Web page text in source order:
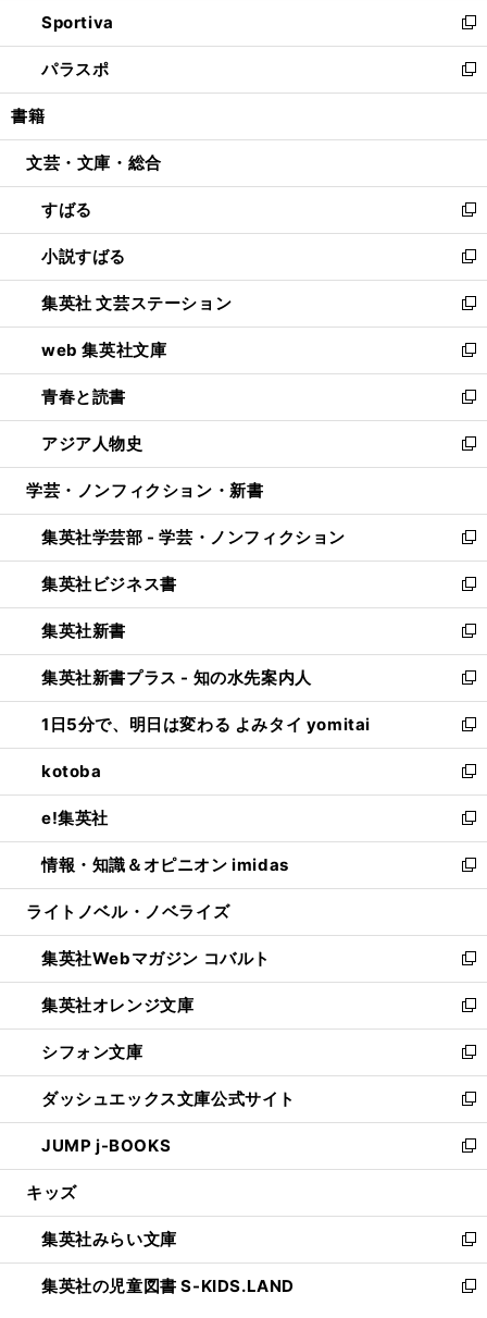
く
ド
ウ
で
開
ィ
ン
ド
ウ
開
い
ウ
ィ
ン
ウ
開
く
Sportiva
新
し
い
ウ
ン
ウ
で
開
く
パラスポ
新
し
ウ
ン
ド
ウ
で
開
く
書籍
文芸・文庫・総合
すばる
新
し
い
ウ
ィ
ン
ド
ウ
で
開
く
小説すばる
新
し
い
ウ
ィ
ン
ド
ウ
で
開
集英社 文芸ステーション
新
し
い
ウ
ィ
ン
ド
ウ
開
く
web 集英社文庫
新
し
い
ウ
ィ
ン
ウ
で
開
く
青春と読書
新
し
い
ウ
ン
ド
ウ
で
開
く
アジア人物史
新
し
ウ
ィ
ン
ド
ウ
で
開
く
学芸・ノンフィクション・新書
集英社学芸部 - 学芸・ノンフィクション
新
し
い
ウ
ィ
ン
ド
ウ
で
開
く
集英社ビジネス書
新
し
い
ウ
ィ
ン
ド
ウ
で
開
く
集英社新書
新
し
い
ウ
ィ
ン
ド
ウ
で
開
く
集英社新書プラス - 知の水先案内人
新
し
い
ウ
ィ
ン
ド
ウ
で
開
1日5分で、明日は変わる よみタイ yomitai
新
し
い
ウ
ィ
ン
ド
ウ
開
く
kotoba
新
し
い
ウ
ィ
ン
ウ
で
開
く
e!集英社
新
し
い
ウ
ン
ド
ウ
で
開
く
情報・知識＆オピニオン imidas
新
し
ウ
ィ
ン
ド
ウ
で
開
く
ライトノベル・ノベライズ
集英社Webマガジン コバルト
新
し
い
ウ
ィ
ン
ド
ウ
で
開
集英社オレンジ文庫
新
し
い
ウ
ィ
ン
ド
ウ
開
く
シフォン文庫
新
し
い
ウ
ィ
ン
ウ
で
開
く
ダッシュエックス文庫公式サイト
新
し
い
ウ
ン
ド
ウ
で
JUMP j-BOOKS
新
し
ウ
ィ
ン
ド
キッズ
集英社みらい文庫
新
し
い
集英社の児童図書 S-KIDS.LAND
新